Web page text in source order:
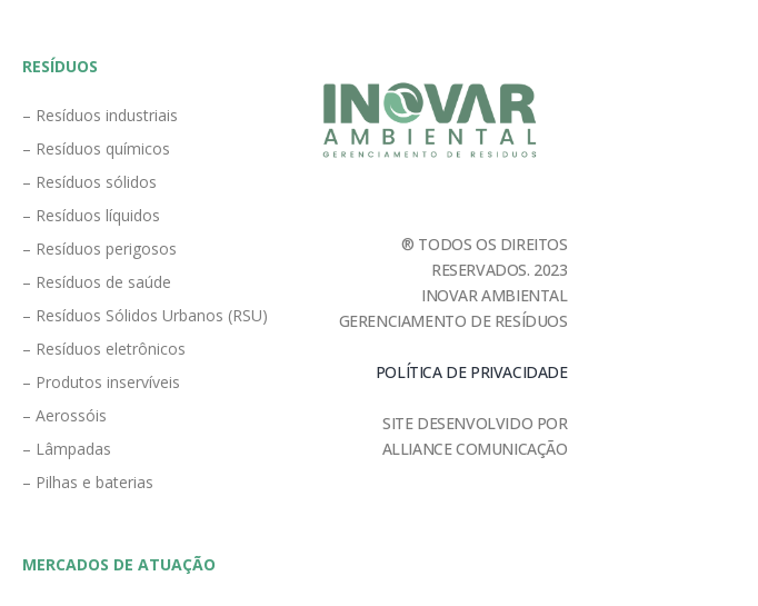
RESÍDUOS
– Resíduos industriais
– Resíduos químicos
– Resíduos sólidos
– Resíduos líquidos
– Resíduos perigosos
– Resíduos de saúde
– Resíduos Sólidos Urbanos (RSU)
– Resíduos eletrônicos
– Produtos inservíveis
– Aerossóis
– Lâmpadas
– Pilhas e baterias
MERCADOS DE ATUAÇÃO
® TODOS OS DIREITOS
RESERVADOS. 2023
INOVAR AMBIENTAL
GERENCIAMENTO DE RESÍDUOS
POLÍTICA DE PRIVACIDADE
SITE DESENVOLVIDO POR
ALLIANCE COMUNICAÇÃO